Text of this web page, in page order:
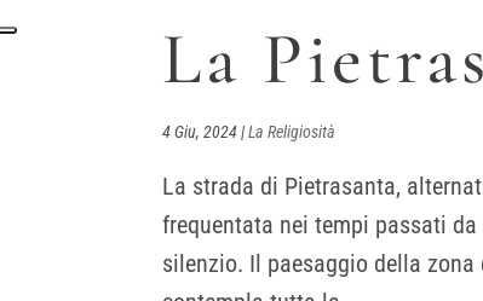
La
4 Giu, 2024|La Religiosità
La strada di Pietrasanta,
frequentata nei tempi passati
silenzio. Il paesaggio della